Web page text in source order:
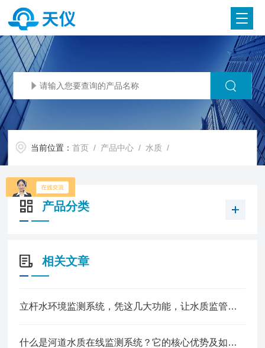
当前位置：首页 / 产品中心 / 水质 /
产品分类
相关文章
立杆水环境监测系统，凭这几大功能，让水质监管更精准高效！
什么是河道水质在线监测系统？它的核心优势及如何运作